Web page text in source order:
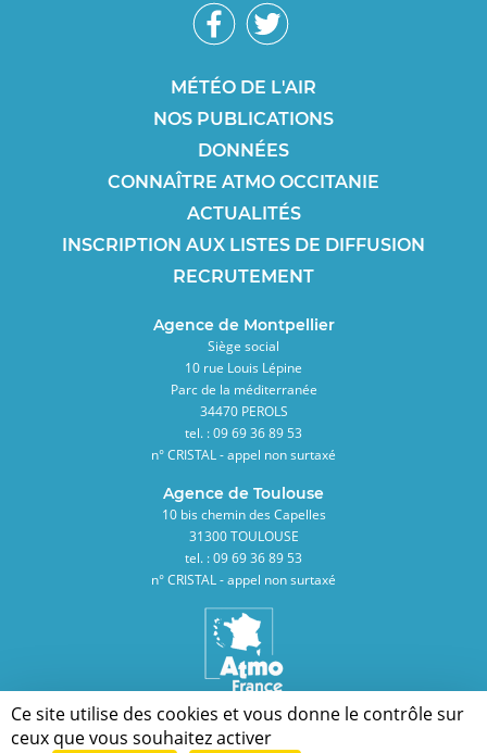
Réseaux
sociaux
MÉTÉO DE L'AIR
NOS PUBLICATIONS
DONNÉES
CONNAÎTRE ATMO OCCITANIE
ACTUALITÉS
INSCRIPTION AUX LISTES DE DIFFUSION
RECRUTEMENT
Agence de Montpellier
Siège social
10 rue Louis Lépine
Parc de la méditerranée
34470 PEROLS
tel. : 09 69 36 89 53
n° CRISTAL - appel non surtaxé
Agence de Toulouse
10 bis chemin des Capelles
31300 TOULOUSE
tel. : 09 69 36 89 53
n° CRISTAL - appel non surtaxé
Membre de la Fédération des Associations Agréées de Surveillance de la Qualité
de l'Air
Ce site utilise des cookies et vous donne le contrôle sur
ceux que vous souhaitez activer